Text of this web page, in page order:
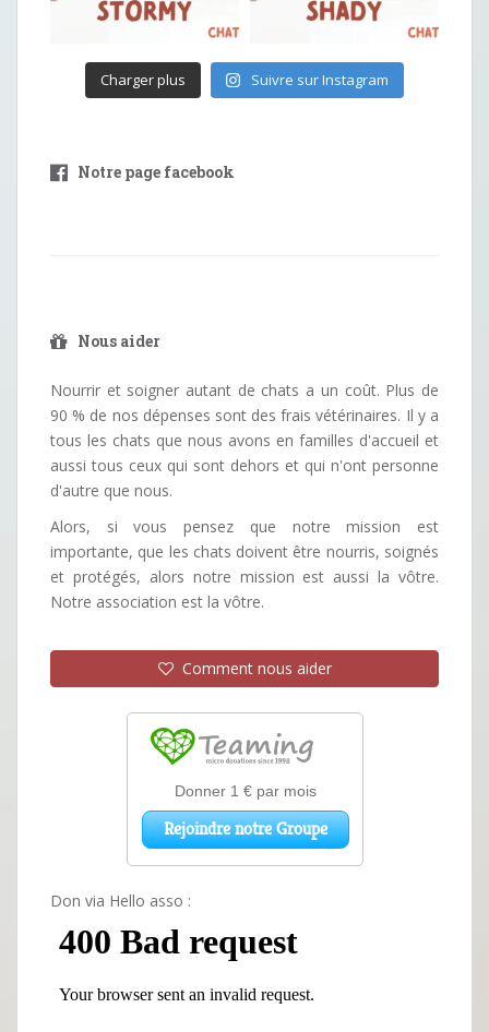
Charger plus Suivre sur Instagram
Notre page facebook
Nous aider
Nourrir et soigner autant de chats a un coût. Plus de
90 % de nos dépenses sont des frais vétérinaires. Il y a
tous les chats que nous avons en familles d'accueil et
aussi tous ceux qui sont dehors et qui n'ont personne
d'autre que nous.
Alors, si vous pensez que notre mission est
importante, que les chats doivent être nourris, soignés
et protégés, alors notre mission est aussi la vôtre.
Notre association est la vôtre.
Comment nous aider
Don via Hello asso :